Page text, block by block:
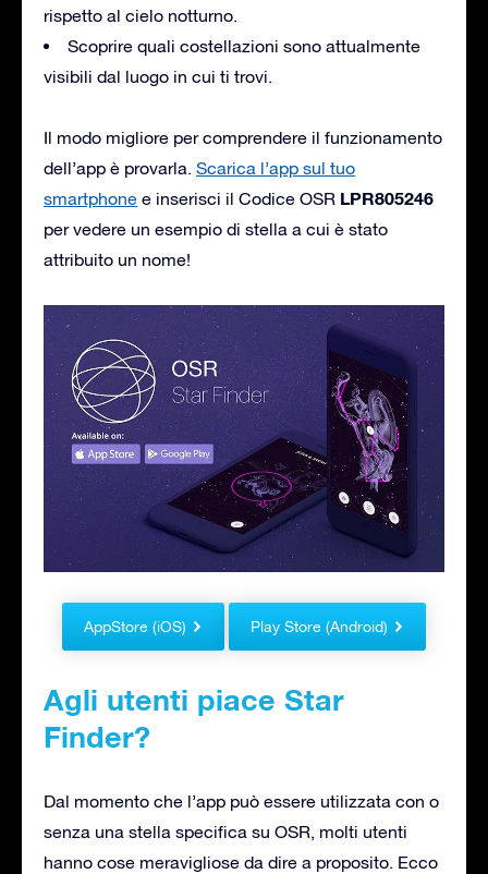
rispetto al cielo notturno.
Scoprire quali costellazioni sono attualmente
visibili dal luogo in cui ti trovi.
Il modo migliore per comprendere il funzionamento
dell’app è provarla. Scarica l’app sul tuo
smartphone e inserisci il Codice OSR LPR805246
per vedere un esempio di stella a cui è stato
attribuito un nome!
AppStore (iOS) Play Store (Android)
Agli utenti piace Star
Finder?
Dal momento che l’app può essere utilizzata con o
senza una stella specifica su OSR, molti utenti
hanno cose meravigliose da dire a proposito. Ecco